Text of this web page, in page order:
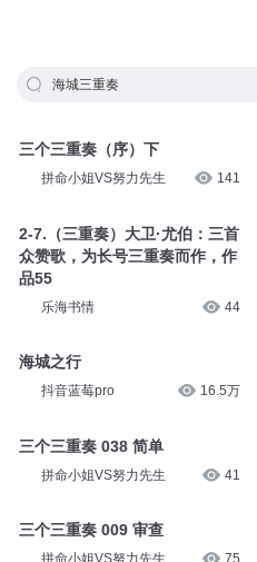
海城三重奏
三个三重奏（序）下
拼命小姐VS努力先生 141
2-7.（三重奏）大卫·尤伯：三首
众赞歌，为长号三重奏而作，作
品55
乐海书情 44
海城之行
抖音蓝莓pro 16.5万
三个三重奏 038 简单
拼命小姐VS努力先生 41
三个三重奏 009 审查